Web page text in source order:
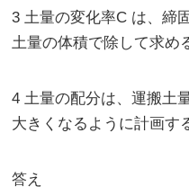
3 土量の変化率C は、締
土量の体積で除して求め
4 土量の配分は、運搬土
大きくなるように計画す
答え